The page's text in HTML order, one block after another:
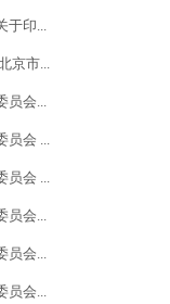
印...
京市...
会...
会 ...
会 ...
会...
会...
会...